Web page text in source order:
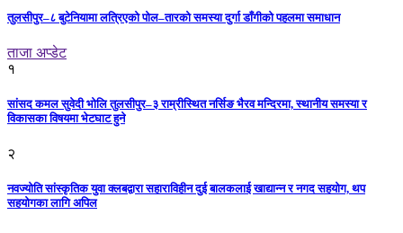
तुलसीपुर–८ बुटेनियामा लत्रिएको पोल–तारको समस्या दुर्गा डाँगीको पहलमा समाधान
ताजा अप्डेट
१
सांसद कमल सुवेदी भोलि तुलसीपुर–३ राम्रीस्थित नर्सिङ भैरव मन्दिरमा, स्थानीय समस्या र
विकासका विषयमा भेटघाट हुने
२
नवज्योति सांस्कृतिक युवा क्लबद्वारा सहाराविहीन दुई बालकलाई खाद्यान्न र नगद सहयोग, थप
सहयोगका लागि अपिल